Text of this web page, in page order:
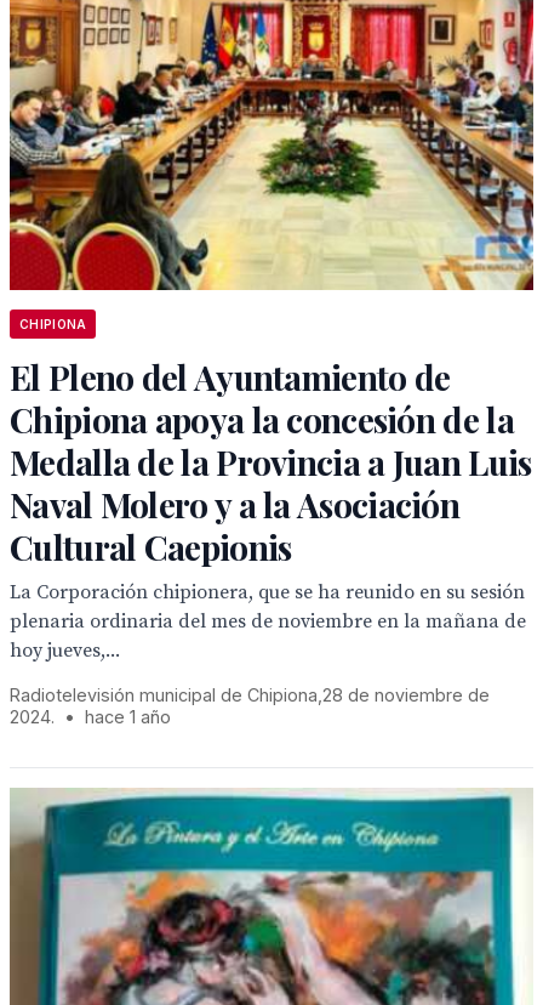
CHIPIONA
El Pleno del Ayuntamiento de
Chipiona apoya la concesión de la
Medalla de la Provincia a Juan Luis
Naval Molero y a la Asociación
Cultural Caepionis
La Corporación chipionera, que se ha reunido en su sesión
plenaria ordinaria del mes de noviembre en la mañana de
hoy jueves,...
Radiotelevisión municipal de Chipiona,28 de noviembre de
2024.
• hace 1 año